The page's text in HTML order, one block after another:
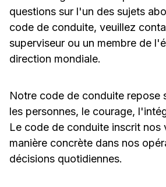
questions sur l'un des sujets
code de conduite, veuillez
superviseur ou un membre de
direction mondiale.
Notre code de conduite repose
les personnes, le courage,
Le code de conduite inscrit nos
manière concrète dans nos
décisions quotidiennes.